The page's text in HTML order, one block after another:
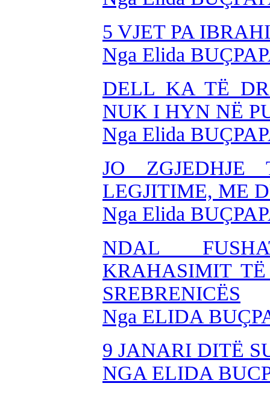
5 VJET PA
Nga Elida
DELL KA TË
NUK I HYN NË
Nga Elida
JO ZGJEDHJE
LEGJITIME, ME
Nga Elida
NDAL
KRAHASIMIT
SREBRENICËS
Nga ELIDA
9 JANARI DITË
NGA ELIDA